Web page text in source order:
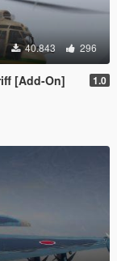
40.843 296
[Add-On] 1.0